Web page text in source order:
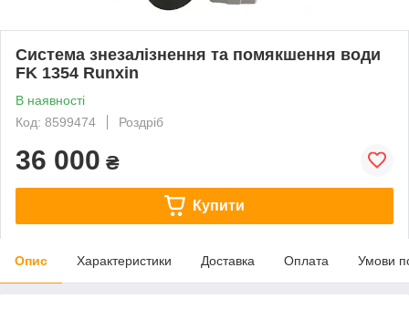
Система знезалізнення та помякшення води
FK 1354 Runxin
В наявності
Код: 8599474
Роздріб
36 000 ₴
Купити
Опис Характеристики Доставка Оплата Умови